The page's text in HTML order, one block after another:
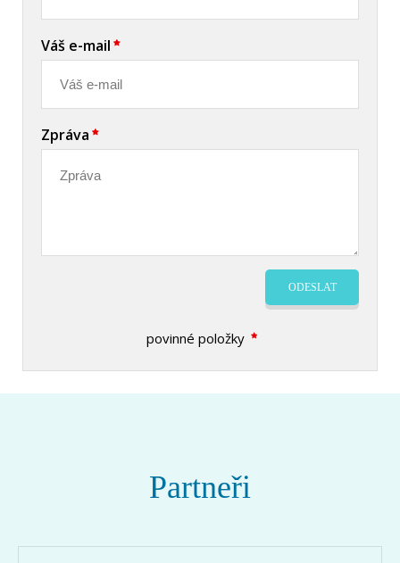
Váš e-mail
Zpráva
ODESLAT
povinné položky
Partneři